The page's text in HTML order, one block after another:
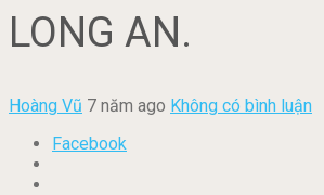
LONG AN.
Hoàng Vũ 7 năm ago Không có bình luận
Facebook